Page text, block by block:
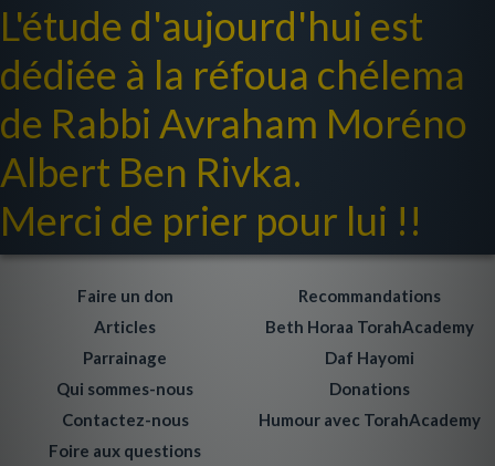
L'étude d'aujourd'hui est
dédiée à la réfoua chélema
de Rabbi Avraham Moréno
Albert Ben Rivka.
Merci de prier pour lui !!
Faire un don
Articles
Parrainage
Qui sommes-nous
Contactez-nous
Foire aux questions
Recommandations
Beth Horaa TorahAcademy
Daf Hayomi
Donations
Humour avec TorahAcademy